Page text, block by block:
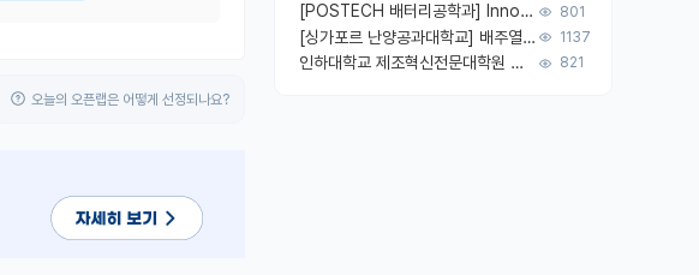
오늘의 오픈랩은 어떻게 선정되나요?
[POSTECH 배터리공학과] Innovative Energy Materials Lab 대학원생 모집 (특성화대학원) 801
[싱가포르 난양공과대학교] 배주열 교수; 응용미세유체 랩; PhD/Postdoc/Visiting 모집 1137
인하대학교 제조혁신전문대학원 반도체패키징 석사과정 대학원생 모집 821